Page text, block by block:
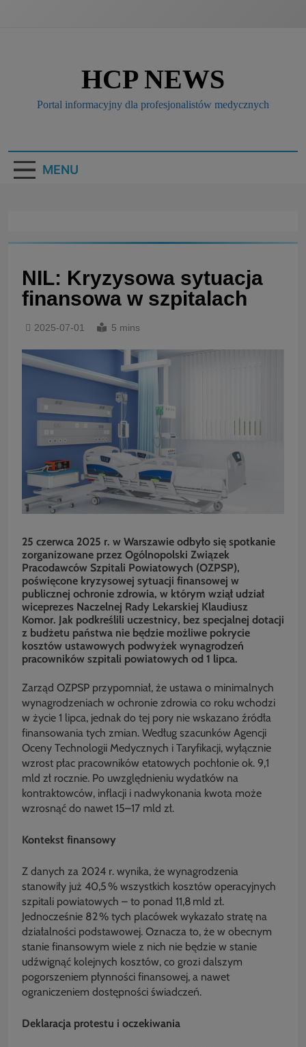
HCP NEWS
Portal informacyjny dla profesjonalistów medycznych
MENU
NIL: Kryzysowa sytuacja
finansowa w szpitalach
2025-07-01 5 mins
25 czerwca 2025 r. w Warszawie odbyło się spotkanie
zorganizowane przez Ogólnopolski Związek
Pracodawców Szpitali Powiatowych (OZPSP),
poświęcone kryzysowej sytuacji finansowej w
publicznej ochronie zdrowia, w którym wziął udział
wiceprezes Naczelnej Rady Lekarskiej Klaudiusz
Komor. Jak podkreślili uczestnicy, bez specjalnej dotacji
z budżetu państwa nie będzie możliwe pokrycie
kosztów ustawowych podwyżek wynagrodzeń
pracowników szpitali powiatowych od 1 lipca.
Zarząd OZPSP przypomniał, że ustawa o minimalnych
wynagrodzeniach w ochronie zdrowia co roku wchodzi
w życie 1 lipca, jednak do tej pory nie wskazano źródła
finansowania tych zmian. Według szacunków Agencji
Oceny Technologii Medycznych i Taryfikacji, wyłącznie
wzrost płac pracowników etatowych pochłonie ok. 9,1
mld zł rocznie. Po uwzględnieniu wydatków na
kontraktowców, inflacji i nadwykonania kwota może
wzrosnąć do nawet 15–17 mld zł.
Kontekst finansowy
Z danych za 2024 r. wynika, że wynagrodzenia
stanowiły już 40,5 % wszystkich kosztów operacyjnych
szpitali powiatowych – to ponad 11,8 mld zł.
Jednocześnie 82 % tych placówek wykazało stratę na
działalności podstawowej. Oznacza to, że w obecnym
stanie finansowym wiele z nich nie będzie w stanie
udźwignąć kolejnych kosztów, co grozi dalszym
pogorszeniem płynności finansowej, a nawet
ograniczeniem dostępności świadczeń.
Deklaracja protestu i oczekiwania